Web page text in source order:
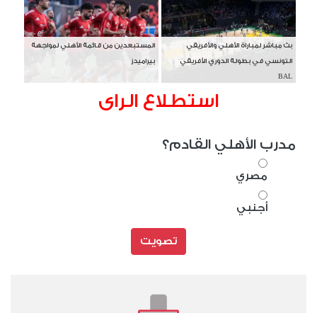
بث مباشر لمباراة الأهلي والأفريقي
التونسي في بطولة الدوري الأفريقي
BAL
المستبعدين من قائمة الأهلي لمواجهة
بيراميدز
استطلاع الراى
مدرب الأهلي القادم؟
مصري
أجنبي
تصويت